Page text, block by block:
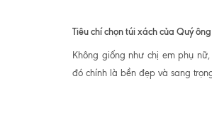
Tiêu chí chọn túi xách của Quý ông
Không giống như chị em phụ
đó chính là bền đẹp và sang